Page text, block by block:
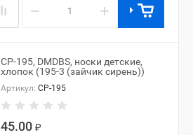
− +
CP-195, DMDBS, носки детские,
хлопок (195-3 (зайчик сирень))
Артикул: CP-195
45.00 ₽